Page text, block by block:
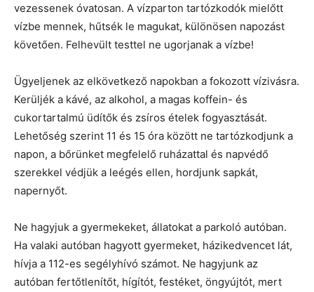
vezessenek óvatosan. A vízparton tartózkodók mielőtt
vízbe mennek, hűtsék le magukat, különösen napozást
követően. Felhevült testtel ne ugorjanak a vízbe!
Ügyeljenek az elkövetkező napokban a fokozott vízivásra.
Kerüljék a kávé, az alkohol, a magas koffein- és
cukortartalmú üdítők és zsíros ételek fogyasztását.
Lehetőség szerint 11 és 15 óra között ne tartózkodjunk a
napon, a bőrünket megfelelő ruházattal és napvédő
szerekkel védjük a leégés ellen, hordjunk sapkát,
napernyőt.
Ne hagyjuk a gyermekeket, állatokat a parkoló autóban.
Ha valaki autóban hagyott gyermeket, házikedvencet lát,
hívja a 112-es segélyhívó számot. Ne hagyjunk az
autóban fertőtlenítőt, hígítót, festéket, öngyújtót, mert